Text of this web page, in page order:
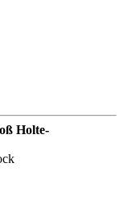
Holte-